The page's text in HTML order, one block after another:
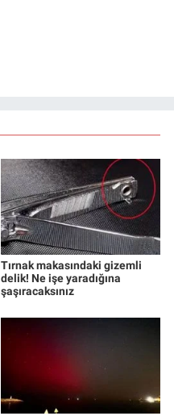
Tırnak makasındaki gizemli
delik! Ne işe yaradığına
şaşıracaksınız